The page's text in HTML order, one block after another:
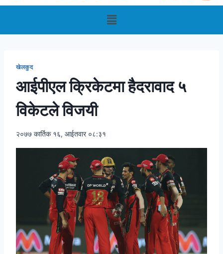
खेलकुद
आईपीएल क्रिकेटमा हैदरावाद ५
विकेटले विजयी
२०७७ कार्तिक १६, आईतवार ०८:३१